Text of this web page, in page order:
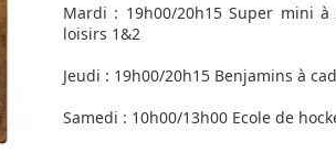
Mardi : 19h00/20h15 Super mini
loisirs 1&2
Jeudi : 19h00/20h15 Benjamins à
Samedi : 10h00/13h00 Ecole de